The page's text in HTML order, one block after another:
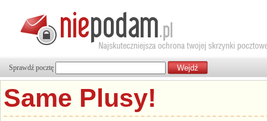
Sprawdź pocztę
Same Plusy!